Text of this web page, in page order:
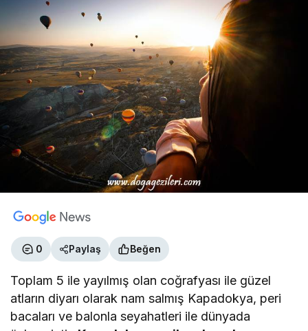
0 Paylaş Beğen
Toplam 5 ile yayılmış olan coğrafyası ile güzel
atların diyarı olarak nam salmış Kapadokya, peri
bacaları ve balonla seyahatleri ile dünyada